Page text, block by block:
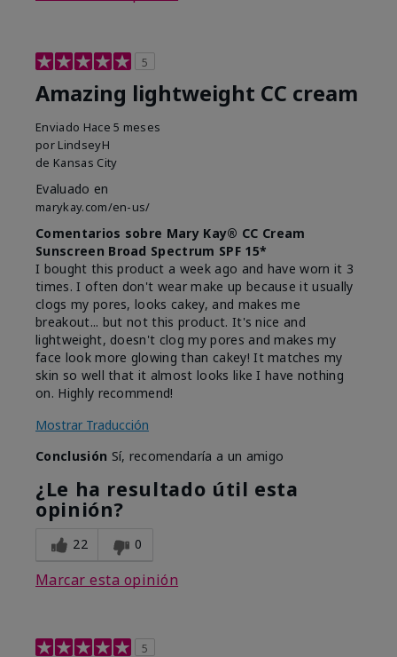
5
Amazing lightweight CC cream
Enviado Hace 5 meses
por LindseyH
de Kansas City
Evaluado en
marykay.com/en-us/
Comentarios sobre Mary Kay® CC Cream
Sunscreen Broad Spectrum SPF 15*
I bought this product a week ago and have worn it 3
times. I often don't wear make up because it usually
clogs my pores, looks cakey, and makes me
breakout... but not this product. It's nice and
lightweight, doesn't clog my pores and makes my
face look more glowing than cakey! It matches my
skin so well that it almost looks like I have nothing
on. Highly recommend!
Mostrar Traducción
Conclusión Sí, recomendaría a un amigo
¿Le ha resultado útil esta
opinión?
22 0
Marcar esta opinión
5